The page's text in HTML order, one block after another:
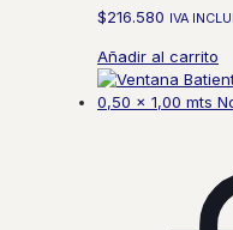
$216.580 IVA
Añadir al carrito